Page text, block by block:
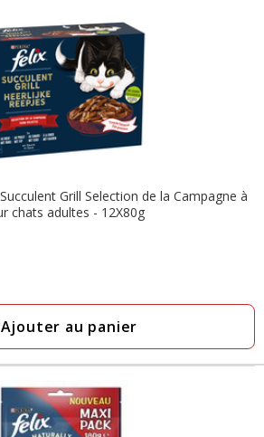
la Viande en Sauce pour chats adultes - 12X80g
Ajouter au panier